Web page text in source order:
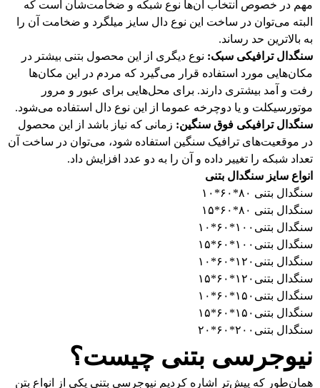
مهم در خصوص انتخاب آن‌ها نوع شبکه و ضخامت‌شان است که
البته می‌توان در ساخت این نوع دال سایز میلگرد و ضخامت آن را
به بالاترین حد رساند.
سنگدال ترافیکی سبک: نوع دیگری از این محصول بتنی بیشتر در
مکان‌هایی مورد استفاده قرار می‌گیرد که مردم در این مکان‌ها
رفت و آمد بیشتری دارند. برای محل‌هایی برای عبور و مرور
موتورسیکلت و یا دوچرخه عموما از این نوع دال استفاده می‌شود.
سنگدال ترافیکی فوق سنگین: زمانی که نیاز باشد از این محصول
در موقعیت‌های ترافیک سنگین استفاده شود، می‌توان در ساخت آن
تعداد شبکه را تغییر داده و آن را به دو عدد افزایش داد.
انواع سایز سنگدال بتنی
سنگدال بتنی ۸۰*۶۰*۱۰
سنگدال بتنی ۸۰*۶۰*۱۵
سنگدال بتنی۱۰۰*۶۰*۱۰
سنگدال بتنی۱۰۰*۶۰*۱۵
سنگدال بتنی۱۲۰*۶۰*۱۰
سنگدال بتنی۱۲۰*۶۰*۱۵
سنگدال بتنی۱۵۰*۶۰*۱۰
سنگدال بتنی۱۵۰*۶۰*۱۵
سنگدال بتنی۲۰۰*۶۰*۲۰
نیوجرسی بتنی چیست؟
همان‌طور که پیش‌تر اشاره کردیم نیوجرسی بتنی یکی از انواع بتن